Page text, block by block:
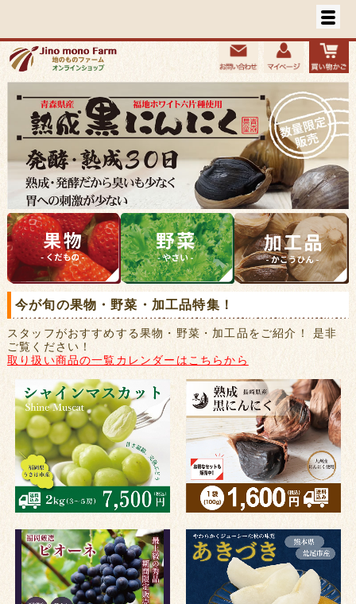
今が旬の果物・野菜・加工品特集！
スタッフがおすすめする果物・野菜・加工品をご紹介！ 是非
ご覧ください！
取り扱い商品の一覧カレンダーはこちらから